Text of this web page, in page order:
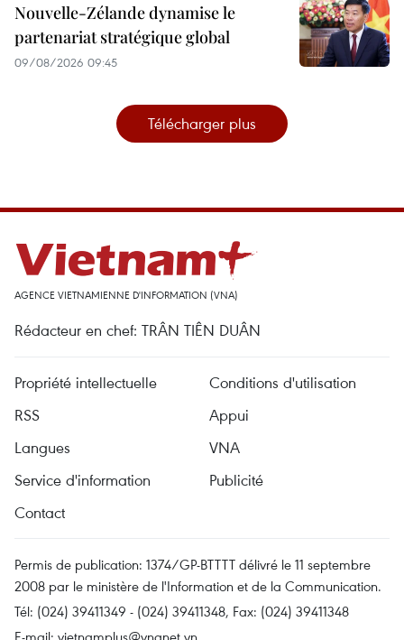
Nouvelle-Zélande dynamise le
partenariat stratégique global
09/08/2026 09:45
Télécharger plus
AGENCE VIETNAMIENNE D'INFORMATION (VNA)
Rédacteur en chef: TRÂN TIÊN DUÂN
Propriété intellectuelle
Conditions d'utilisation
RSS
Appui
Langues
VNA
Service d'information
Publicité
Contact
Permis de publication: 1374/GP-BTTTT délivré le 11 septembre
2008 par le ministère de l'Information et de la Communication.
Tél: (024) 39411349 - (024) 39411348, Fax: (024) 39411348
E-mail: vietnamplus@vnanet.vn